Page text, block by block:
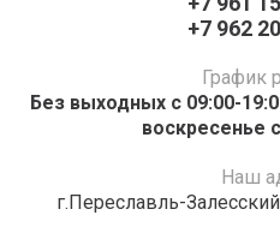
+7 962
График
Без выходных с 09:00-
воскресенье
Наш
г.Переславль-